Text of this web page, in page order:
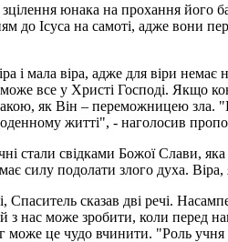
юнака на прохання його
до Ісуса на самоті, адже вони
мала віра, адже для віри
все у Христі Господі. Якщо
як Він – переможницею зла.
житті", - наголосив
стали свідками Божої Слави,
силу подолати злого духа.
сказав дві речі.
нас може зробити, коли перед
може це чудо вчинити. "Роль